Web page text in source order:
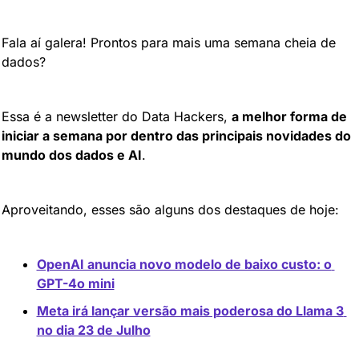
Fala aí galera! Prontos para mais uma semana cheia de
dados?
Essa é a newsletter do Data Hackers, a melhor forma de
iniciar a semana por dentro das principais novidades do
mundo dos dados e AI.
Aproveitando, esses são alguns dos destaques de hoje:
OpenAI anuncia novo modelo de baixo custo: o
GPT-4o mini
Meta irá lançar versão mais poderosa do Llama 3
no dia 23 de Julho